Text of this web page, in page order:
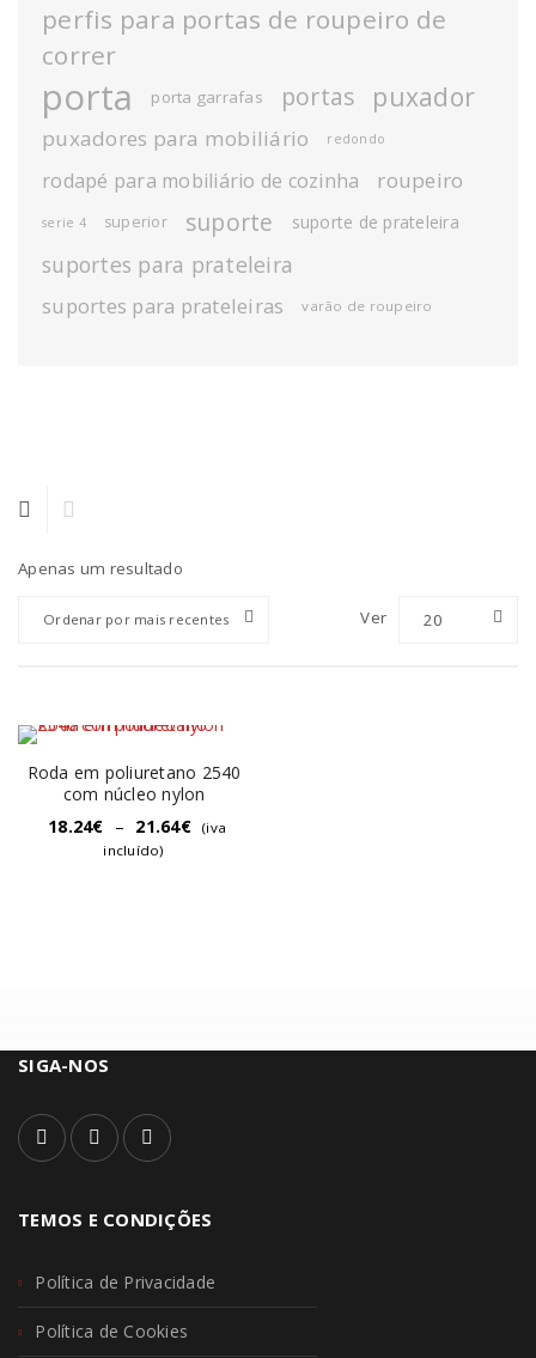
perfis para portas de roupeiro de
correr
porta porta garrafas portas puxador
puxadores para mobiliário redondo
rodapé para mobiliário de cozinha roupeiro
serie 4 superior suporte suporte de prateleira
suportes para prateleira
suportes para prateleiras varão de roupeiro
Apenas um resultado
Ordenar por mais recentes Ver 20
Roda em poliuretano 2540
com núcleo nylon
18.24€ – 21.64€
(iva
incluído)
SIGA-NOS
TEMOS E CONDIÇÕES
Política de Privacidade
Política de Cookies